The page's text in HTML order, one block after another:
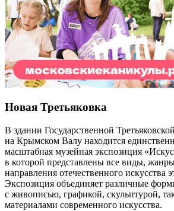
Новая Третьяковка
В здании Государственной
на Крымском Валу находится
масштабная музейная экспозиция
в которой представлены все виды,
направления отечественного искусства
Экспозиция объединяет различные
с живописью, графикой, скульптурой,
материалами современного искусства.